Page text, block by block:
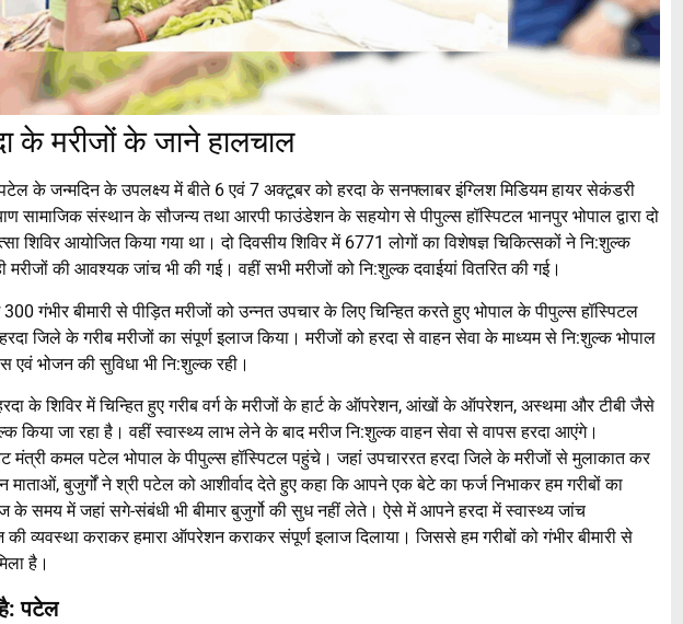
के मरीजों के जाने हालचाल
के जन्मदिन के उपलक्ष्य में बीते 6 एवं 7 अक्टूबर को हरदा के सनफ्लाबर इंग्लिश मिडियम हायर सेकंडरी
संस्थान के सौजन्य तथा आरपी फाउंडेशन के सहयोग से पीपुल्स हॉस्पिटल भानपुर भोपाल द्वारा दो
शिविर आयोजित किया गया था। दो दिवसीय शिविर में 6771 लोगों का विशेषज्ञ चिकित्सकों ने नि:शुल्क
मरीजों की आवश्यक जांच भी की गई। वहीं सभी मरीजों को नि:शुल्क दवाईयां वितरित की गई।
गंभीर बीमारी से पीड़ित मरीजों को उन्नत उपचार के लिए चिन्हित करते हुए भोपाल के पीपुल्स हॉस्पिटल
जिले के गरीब मरीजों का संपूर्ण इलाज किया। मरीजों को हरदा से वाहन सेवा के माध्यम से नि:शुल्क भोपाल
एवं भोजन की सुविधा भी नि:शुल्क रही।
के शिविर में चिन्हित हुए गरीब वर्ग के मरीजों के हार्ट के ऑपरेशन, आंखों के ऑपरेशन, अस्थमा और टीबी जैसे
किया जा रहा है। वहीं स्वास्थ्य लाभ लेने के बाद मरीज नि:शुल्क वाहन सेवा से वापस हरदा आएंगे।
मंत्री कमल पटेल भोपाल के पीपुल्स हॉस्पिटल पहुंचे। जहां उपचाररत हरदा जिले के मरीजों से मुलाकात कर
बुजुर्गों ने श्री पटेल को आशीर्वाद देते हुए कहा कि आपने एक बेटे का फर्ज निभाकर हम गरीबों का
समय में जहां सगे-संबंधी भी बीमार बुजुर्गो की सुध नहीं लेते। ऐसे में आपने हरदा में स्वास्थ्य जांच
व्यवस्था कराकर हमारा ऑपरेशन कराकर संपूर्ण इलाज दिलाया। जिससे हम गरीबों को गंभीर बीमारी से
है।
है: पटेल